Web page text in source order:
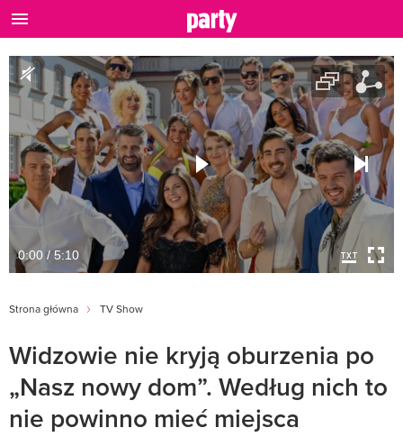
0:00 / 5:10
Strona główna TV Show
Widzowie nie kryją oburzenia po
„Nasz nowy dom”. Według nich to
nie powinno mieć miejsca